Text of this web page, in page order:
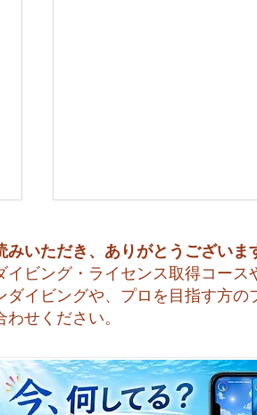
今日も暑い一日になりそ
すね☀️
みいただき、ありがとうござい
ビング・ライセンス取得コー
イビングや、プロを目指す方の
せください。